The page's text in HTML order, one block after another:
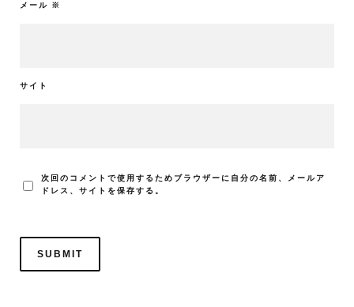
メール ※
サイト
次回のコメントで使用するためブラウザーに自分の名前、メールア
ドレス、サイトを保存する。